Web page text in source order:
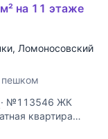
на 11 этаже
, Ломоносовский
· №113546 ЖК
квартира
"Доминион".